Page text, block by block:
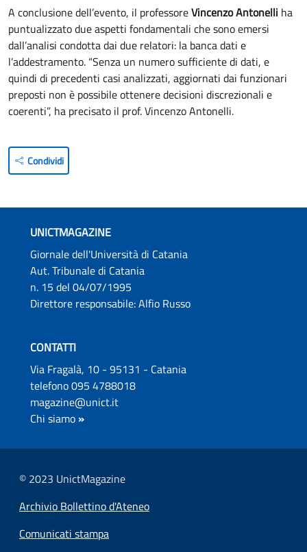
A conclusione dell’evento, il professoreVincenzo Antonelli ha
puntualizzato due aspetti fondamentali che sono emersi
dall’analisi condotta dai due relatori: la banca dati e
l’addestramento. “Senza un numero sufficiente di dati, e
quindi di precedenti casi analizzati, aggiornati dai funzionari
preposti non è possibile ottenere decisioni discrezionali e
coerenti”, ha precisato il prof. Vincenzo Antonelli.
Condividi
UNICTMAGAZINE
Giornale dell'Università di Catania
Aut. Tribunale di Catania
n. 15 del 04/07/1995
Direttore responsabile: Alfio Russo
CONTATTI
Via Fragalà, 10 - 95131 - Catania
telefono 095 4788018
magazine@unict.it
Chi siamo »
© 2023 UnictMagazine
Archivio Bollettino d'Ateneo
Comunicati stampa